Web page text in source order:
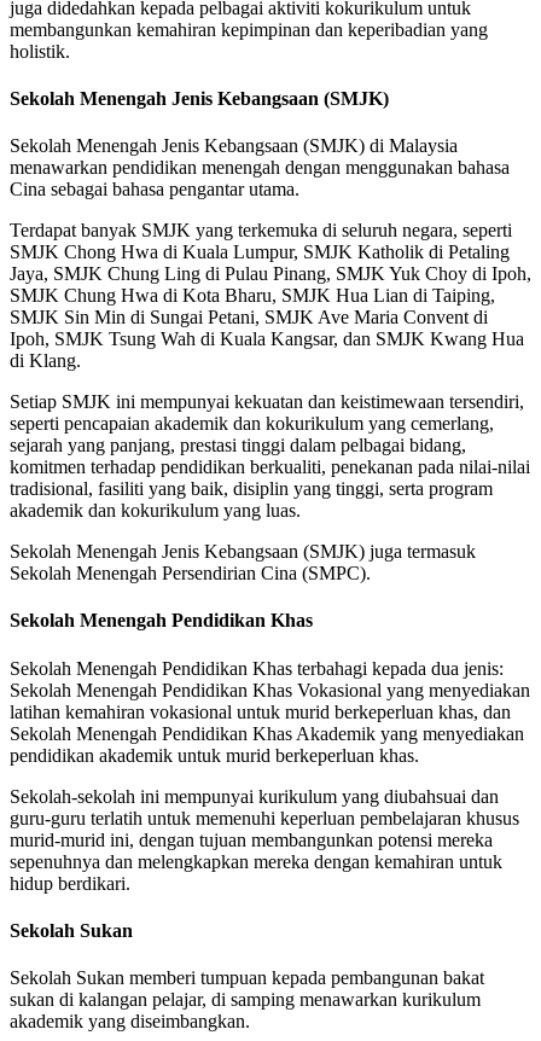
juga didedahkan kepada pelbagai aktiviti kokurikulum untuk
membangunkan kemahiran kepimpinan dan keperibadian yang
holistik.
Sekolah Menengah Jenis Kebangsaan (SMJK)
Sekolah Menengah Jenis Kebangsaan (SMJK) di Malaysia
menawarkan pendidikan menengah dengan menggunakan bahasa
Cina sebagai bahasa pengantar utama.
Terdapat banyak SMJK yang terkemuka di seluruh negara, seperti
SMJK Chong Hwa di Kuala Lumpur, SMJK Katholik di Petaling
Jaya, SMJK Chung Ling di Pulau Pinang, SMJK Yuk Choy di Ipoh,
SMJK Chung Hwa di Kota Bharu, SMJK Hua Lian di Taiping,
SMJK Sin Min di Sungai Petani, SMJK Ave Maria Convent di
Ipoh, SMJK Tsung Wah di Kuala Kangsar, dan SMJK Kwang Hua
di Klang.
Setiap SMJK ini mempunyai kekuatan dan keistimewaan tersendiri,
seperti pencapaian akademik dan kokurikulum yang cemerlang,
sejarah yang panjang, prestasi tinggi dalam pelbagai bidang,
komitmen terhadap pendidikan berkualiti, penekanan pada nilai-nilai
tradisional, fasiliti yang baik, disiplin yang tinggi, serta program
akademik dan kokurikulum yang luas.
Sekolah Menengah Jenis Kebangsaan (SMJK) juga termasuk
Sekolah Menengah Persendirian Cina (SMPC).
Sekolah Menengah Pendidikan Khas
Sekolah Menengah Pendidikan Khas terbahagi kepada dua jenis:
Sekolah Menengah Pendidikan Khas Vokasional yang menyediakan
latihan kemahiran vokasional untuk murid berkeperluan khas, dan
Sekolah Menengah Pendidikan Khas Akademik yang menyediakan
pendidikan akademik untuk murid berkeperluan khas.
Sekolah-sekolah ini mempunyai kurikulum yang diubahsuai dan
guru-guru terlatih untuk memenuhi keperluan pembelajaran khusus
murid-murid ini, dengan tujuan membangunkan potensi mereka
sepenuhnya dan melengkapkan mereka dengan kemahiran untuk
hidup berdikari.
Sekolah Sukan
Sekolah Sukan memberi tumpuan kepada pembangunan bakat
sukan di kalangan pelajar, di samping menawarkan kurikulum
akademik yang diseimbangkan.